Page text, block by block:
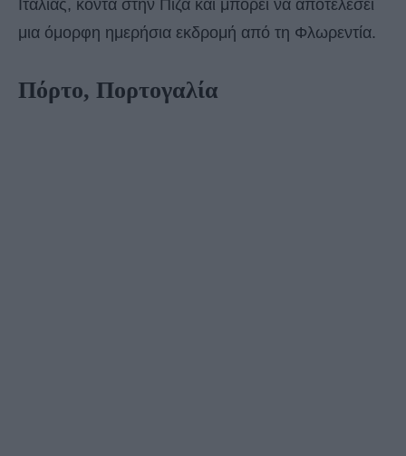
Ιταλίας, κοντά στην Πίζα και μπορεί να αποτελέσει
μια όμορφη ημερήσια εκδρομή από τη Φλωρεντία.
Πόρτο, Πορτογαλία